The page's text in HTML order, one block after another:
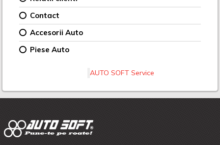
Contact
Accesorii Auto
Piese Auto
AUTO SOFT Service